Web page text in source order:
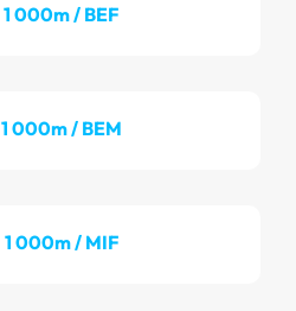
1 000m / BEF
1 000m / BEM
1 000m / MIF